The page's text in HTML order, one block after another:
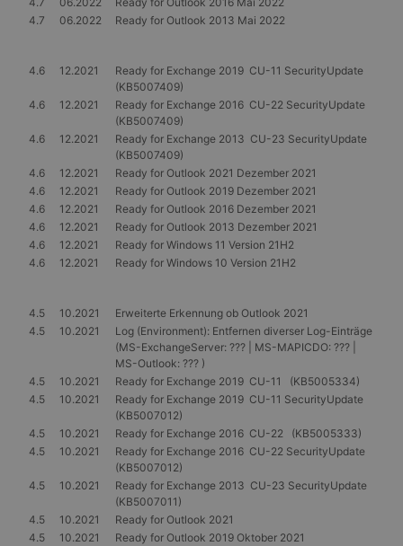
4.7
06.2022 Ready for Outlook 2013 Mai 2022
4.6 12.2021
Ready for Exchange 2019 CU-11 SecurityUpdate
(KB5007409)
4.6
12.2021
Ready for Exchange 2016 CU-22 SecurityUpdate
(KB5007409)
4.6
12.2021
Ready for Exchange 2013 CU-23 SecurityUpdate
(KB5007409)
4.6
12.2021
Ready for Outlook 2021 Dezember 2021
4.6
12.2021
Ready for Outlook 2019 Dezember 2021
4.6
12.2021
Ready for Outlook 2016 Dezember 2021
4.6
12.2021
Ready for Outlook 2013 Dezember 2021
4.6
12.2021
Ready for Windows 11 Version 21H2
4.6
12.2021 Ready for Windows 10 Version 21H2
4.5 10.2021
Erweiterte Erkennung ob Outlook 2021
4.5
10.2021
Log (Environment): Entfernen diverser Log-Einträge
(MS-ExchangeServer: ??? | MS-MAPICDO: ??? |
MS-Outlook: ??? )
4.5
10.2021
Ready for Exchange 2019 CU-11 (KB5005334)
4.5
10.2021
Ready for Exchange 2019 CU-11 SecurityUpdate
(KB5007012)
4.5
10.2021
Ready for Exchange 2016 CU-22 (KB5005333)
4.5
10.2021
Ready for Exchange 2016 CU-22 SecurityUpdate
(KB5007012)
4.5
10.2021
Ready for Exchange 2013 CU-23 SecurityUpdate
(KB5007011)
4.5
10.2021
Ready for Outlook 2021
4.5
10.2021
Ready for Outlook 2019 Oktober 2021